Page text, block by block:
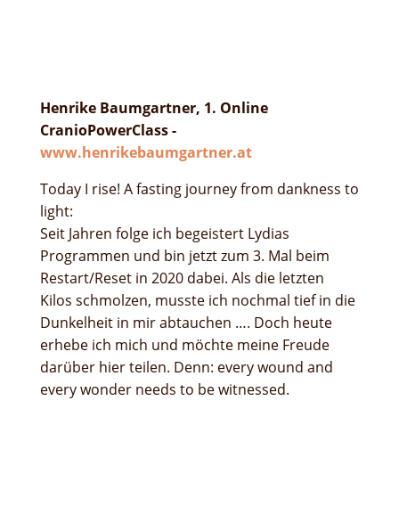
Henrike Baumgartner, 1. Online
CranioPowerClass -
www.henrikebaumgartner.at
Today I rise! A fasting journey from dankness to
light:
Seit Jahren folge ich begeistert Lydias
Programmen und bin jetzt zum 3. Mal beim
Restart/Reset in 2020 dabei. Als die letzten
Kilos schmolzen, musste ich nochmal tief in die
Dunkelheit in mir abtauchen …. Doch heute
erhebe ich mich und möchte meine Freude
darüber hier teilen. Denn: every wound and
every wonder needs to be witnessed.